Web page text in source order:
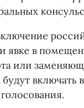
явке в
или
включать